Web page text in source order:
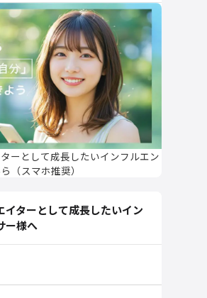
ーとして成長したいインフルエン
（スマホ推奨）
イターとして成長したいイン
ー様へ